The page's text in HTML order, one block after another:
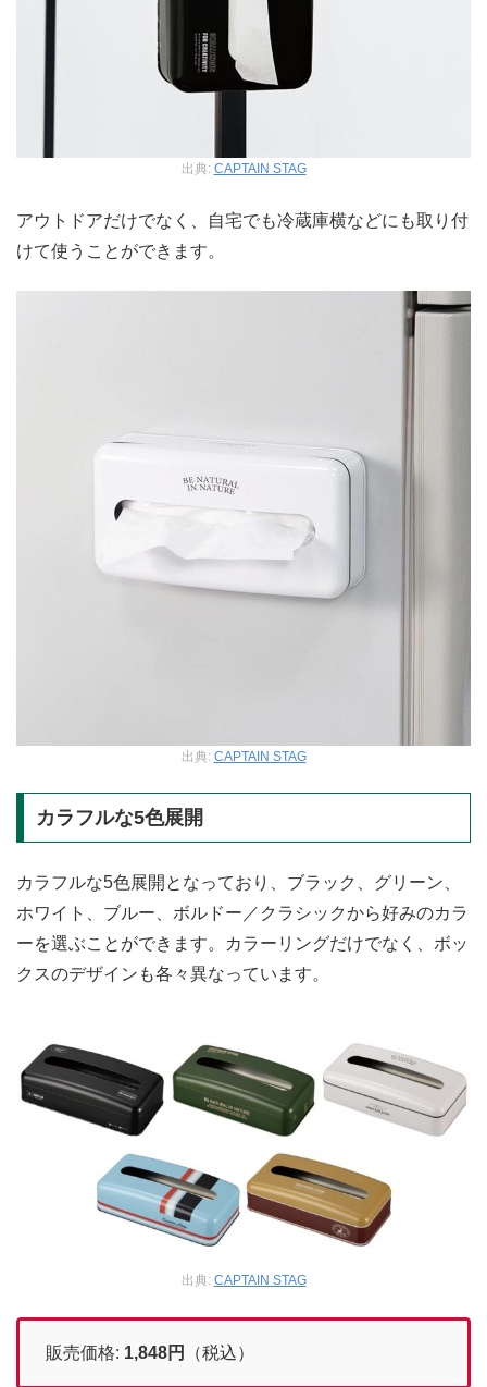
出典: CAPTAIN STAG
アウトドアだけでなく、自宅でも冷蔵庫横などにも取り付
けて使うことができます。
出典: CAPTAIN STAG
カラフルな5色展開
カラフルな5色展開となっており、ブラック、グリーン、
ホワイト、ブルー、ボルドー／クラシックから好みのカラ
ーを選ぶことができます。カラーリングだけでなく、ボッ
クスのデザインも各々異なっています。
出典: CAPTAIN STAG
販売価格: 1,848円 （税込）